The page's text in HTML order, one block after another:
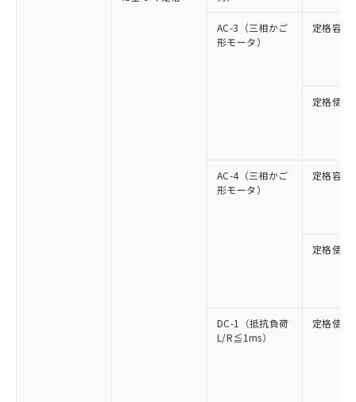
AC-3（三相かご
形モータ）
定格容量
定格使用
AC-4（三相かご
形モータ）
定格容量
定格使用
DC-1（抵抗負荷
L/R≦1ms）
定格使用